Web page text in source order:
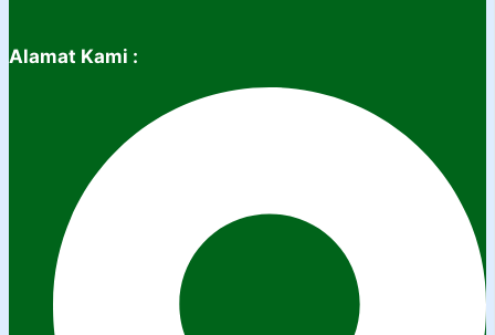
Alamat Kami :